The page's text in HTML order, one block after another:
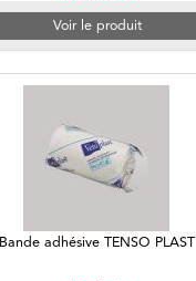
Voir le produit
Bande adhésive TENSO PLAST